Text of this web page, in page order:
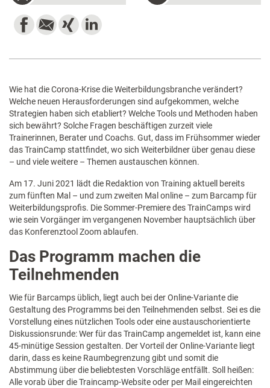
Wie hat die Corona-Krise die Weiterbildungsbranche verändert?
Welche neuen Herausforderungen sind aufgekommen, welche
Strategien haben sich etabliert? Welche Tools und Methoden haben
sich bewährt? Solche Fragen beschäftigen zurzeit viele
Trainerinnen, Berater und Coachs. Gut, dass im Frühsommer wieder
das TrainCamp stattfindet, wo sich Weiterbildner über genau diese
– und viele weitere – Themen austauschen können.
Am 17. Juni 2021 lädt die Redaktion von Training aktuell bereits
zum fünften Mal – und zum zweiten Mal online – zum Barcamp für
Weiterbildungsprofis. Die Sommer-Premiere des TrainCamps wird
wie sein Vorgänger im vergangenen November hauptsächlich über
das Konferenztool Zoom ablaufen.
Das Programm machen die
Teilnehmenden
Wie für Barcamps üblich, liegt auch bei der Online-Variante die
Gestaltung des Programms bei den Teilnehmenden selbst. Sei es die
Vorstellung eines nützlichen Tools oder eine austauschorientierte
Diskussionsrunde: Wer für das TrainCamp angemeldet ist, kann eine
45-minütige Session gestalten. Der Vorteil der Online-Variante liegt
darin, dass es keine Raumbegrenzung gibt und somit die
Abstimmung über die beliebtesten Vorschläge entfällt. Soll heißen:
Alle vorab über die Traincamp-Website oder per Mail eingereichten